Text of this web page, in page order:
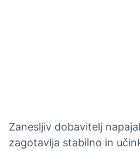
Zanesljiv dobavitelj
zagotavlja stabilno in